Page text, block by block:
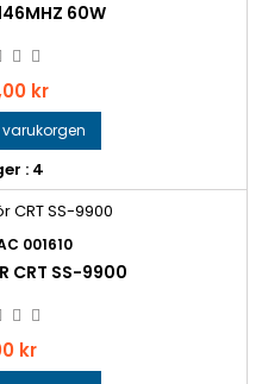
60W
kr
: 4
001610
CRT SS-9900
kr